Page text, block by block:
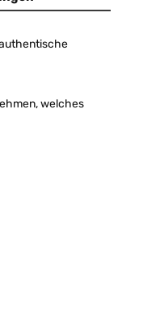
welches